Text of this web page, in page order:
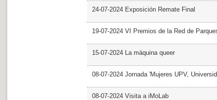
24-07-2024 Exposición Remate Final
19-07-2024 VI Premios de la Red de
15-07-2024 La máquina queer
08-07-2024 Jornada 'Mujeres UPV,
08-07-2024 Visita a iMoLab